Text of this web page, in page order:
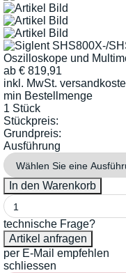
ab € 819,91
inkl. MwSt.
min Bestellmenge
1 Stück
Stückpreis:
Grundpreis:
Ausführung
technische Frage?
per E-Mail empfehlen
schliessen